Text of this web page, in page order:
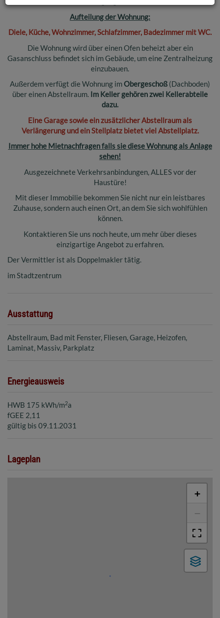
Aufteilung der Wohnung:
Diele, Küche, Wohnzimmer, Schlafzimmer, Badezimmer mit WC.
Die Wohnung wird über einen Ofen beheizt aber ein
Gasanschluss befindet sich im Gebäude, um eine Zentralheizung
einzubauen.
Außerdem verfügt die Wohnung imObergeschoß (Dachboden)
über einen Abstellraum. Im Keller gehören zwei Kellerabteile
dazu.
Eine Garage sowie ein zusätzlicher Abstellraum als
Verlängerung und ein Stellplatz bietet viel Abstellplatz.
Immer hohe Mietnachfragen falls sie diese Wohnung als Anlage
sehen!
Ausgezeichnete Verkehrsanbindungen, ALLES vor der
Haustüre!
Mit dieser Immobilie bekommen Sie nicht nur ein leistbares
Zuhause, sondern auch einen Ort, an dem Sie sich wohlfühlen
können.
Kontaktieren Sie uns noch heute, um mehr über dieses
einzigartige Angebot zu erfahren.
Der Vermittler ist als Doppelmakler tätig.
im Stadtzentrum
Ausstattung
Abstellraum Bad mit Fenster Fliesen Garage Heizofen
Laminat Massiv Parkplatz
Energieausweis
HWB 175 kWh/m2a
fGEE 2,11
gültig bis 09.11.2031
Lageplan
+
−